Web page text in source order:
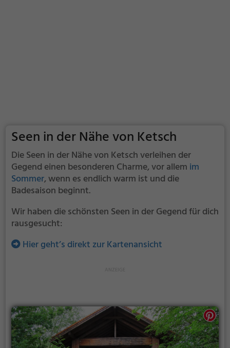
Seen in der Nähe von Ketsch
Die Seen in der Nähe von Ketsch verleihen der
Gegend einen besonderen Charme, vor allem im
Sommer, wenn es endlich warm ist und die
Badesaison beginnt.
Wir haben die schönsten Seen in der Gegend für dich
rausgesucht:
Hier geht’s direkt zur Kartenansicht